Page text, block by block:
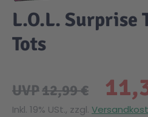
Sicherheit
Krimi / Thriller
Liebesromane
Sachbücher / Wissen
Kuscheltiere
Puppen & Puppenzubehör
Puzzle & Legespiele
DC Comics™ Super
Disney
DUPLO®
Country
Fairies
Family Fun
L.O.L. Surprise
Tots
UVP12,99 €
Inkl. 19% USt., zzgl.